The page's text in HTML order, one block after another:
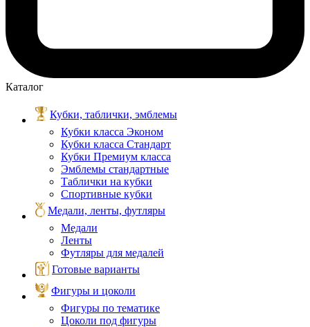
Каталог
Кубки, таблички, эмблемы
Кубки класса Эконом
Кубки класса Стандарт
Кубки Премиум класса
Эмблемы стандартные
Таблички на кубки
Спортивные кубки
Медали, ленты, футляры
Медали
Ленты
Футляры для медалей
Готовые варианты
Фигуры и цоколи
Фигуры по тематике
Цоколи под фигуры